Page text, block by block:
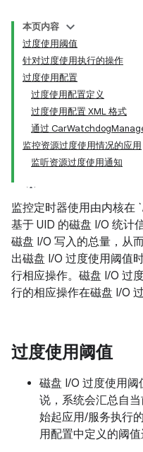
本页内容
过度使用阈值
针对过度使用执行的操作
过度使用配置
过度使用配置定义
过度使用配置 XML 格式
通过
监控资源过度使用情况的应用
监听资源过度使用通知
监控定时器使用由内核在
基于 UID 的磁盘 I/O 统计
磁盘 I/O 写入的总量，从
出磁盘 I/O 过度使用阈值
行相应操作。磁盘 I/O 过
行的相应操作在磁盘 I/O
过度使用阈值
磁盘 I/O 过度使用
说，系统会汇总自
始起应用/服务执行
用配置中定义的阈值